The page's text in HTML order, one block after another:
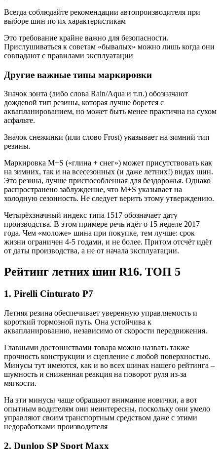
Всегда соблюдайте рекомендации автопроизводителя при
выборе шин по их характеристикам
Это требование крайне важно для безопасности.
Прислушиваться к советам «бывалых» можно лишь когда они
совпадают с правилами эксплуатации
Другие важные типы маркировки
Значок зонта (либо слова Rain/Aqua и т.п.) обозначают
дождевой тип резины, которая лучше борется с
аквапланированием, но может быть менее практична на сухом
асфальте.
Значок снежинки (или слово Frost) указывает на зимний тип
резины.
Маркировка M+S («глина + снег») может присутствовать как
на зимних, так и на всесезонных (и даже летних!) видах шин.
Это резина, лучше приспособленная для бездорожья. Однако
распространено заблуждение, что M+S указывает на
холодную сезонность. Не следует верить этому утверждению.
Четырёхзначный индекс типа 1517 обозначает дату
производства. В этом примере речь идёт о 15 неделе 2017
года. Чем «моложе» шина при покупке, тем лучше: срок
жизни ограничен 4-5 годами, и не более. Притом отсчёт идёт
от даты производства, а не от начала эксплуатации.
Рейтинг летних шин R16. ТОП 5
1. Pirelli Cinturato P7
Летняя резина обеспечивает уверенную управляемость и
короткий тормозной путь. Она устойчива к
аквапланированию, независимо от скорости передвижения.
Главными достоинствами товара можно назвать также
прочность конструкции и сцепление с любой поверхностью.
Минусы тут имеются, как и во всех шинах нашего рейтинга –
шумность и сниженная реакция на поворот руля из-за
мягкости.
На эти минусы чаще обращают внимание новички, а вот
опытным водителям они неинтересны, поскольку они умело
управляют своим транспортным средством даже с этими
недоработками производителя
2. Dunlop SP Sport Maxx